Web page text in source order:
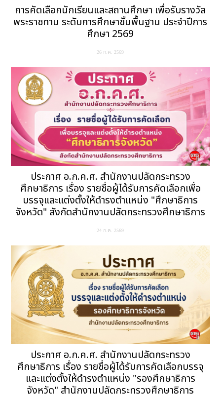
การคัดเลือกนักเรียนและสถานศึกษา เพื่อรับรางวัล
พระราชทาน ระดับการศึกษาขั้นพื้นฐาน ประจำปีการ
ศึกษา 2569
26 ก.ค. 2569
ประกาศ อ.ก.ค.ศ. สำนักงานปลัดกระทรวง
ศึกษาธิการ เรื่อง รายชื่อผู้ได้รับการคัดเลือกเพื่อ
บรรจุและแต่งตั้งให้ดำรงตำแหน่ง "ศึกษาธิการ
จังหวัด" สังกัดสำนักงานปลัดกระทรวงศึกษาธิการ
24 ก.ค. 2569
ประกาศ อ.ก.ค.ศ. สำนักงานปลัดกระทรวง
ศึกษาธิการ เรื่อง รายชื่อผู้ได้รับการคัดเลือกบรรจุ
และแต่งตั้งให้ดำรงตำแหน่ง "รองศึกษาธิการ
จังหวัด" สำนักงานปลัดกระทรวงศึกษาธิการ